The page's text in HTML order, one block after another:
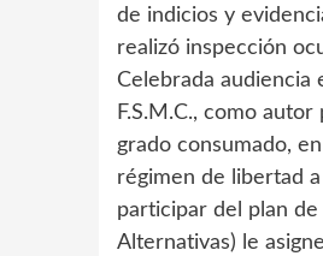
de indicios y
realizó inspección
Celebrada audiencia
F.S.M.C., como
grado consumado,
régimen de libertad
participar del plan
Alternativas) le